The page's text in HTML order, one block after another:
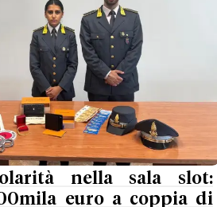
nella sala slot:
euro a coppia di